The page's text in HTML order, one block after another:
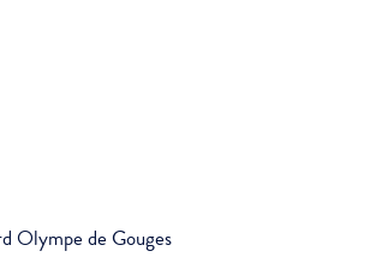
Olympe de Gouges